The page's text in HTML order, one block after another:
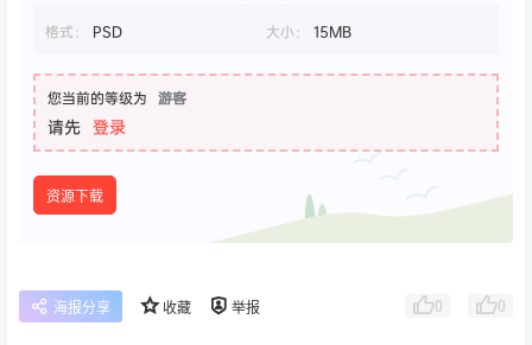
格式： PSD 大小： 15MB
您当前的等级为 游客
请先 登录
资源下载
海报分享 收藏 举报 0 0